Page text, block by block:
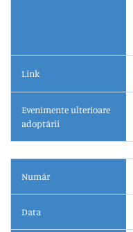
Link
Evenimente ulterioare
adoptării
Număr
Data